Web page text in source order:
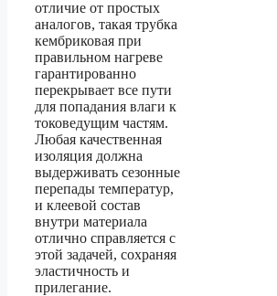
отличие от простых
аналогов, такая трубка
кембриковая при
правильном нагреве
гарантированно
перекрывает все пути
для попадания влаги к
токоведущим частям.
Любая качественная
изоляция должна
выдерживать сезонные
перепады температур,
и клеевой состав
внутри материала
отлично справляется с
этой задачей, сохраняя
эластичность и
прилегание.